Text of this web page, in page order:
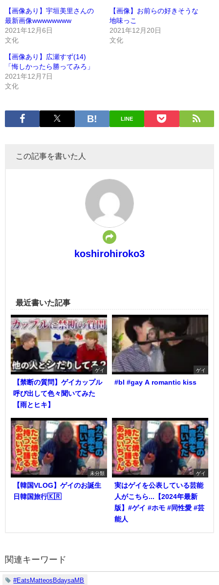
【画像あり】宇垣美里さんの
最新画像wwwwwwww
2021年12月6日
文化
【画像】お前らの好きそうな
地味っこ
2021年12月20日
文化
【画像あり】広瀬すず(14)
「悔しかったら勝ってみろ」
2021年12月7日
文化
LINE
この記事を書いた人
koshirohiroko3
最近書いた記事
ゲイ
【禁断の質問】ゲイカップル
呼び出して色々聞いてみた
【雨とヒキ】
ゲイ
#bl #gay A romantic kiss
未分類
【韓国VLOG】ゲイのお誕生
日韓国旅行🇰🇷
ゲイ
実はゲイを公表している芸能
人がこちら...【2024年最新
版】#ゲイ #ホモ #同性愛 #芸
能人
関連キーワード
#EatsMatteosBdaysaMB